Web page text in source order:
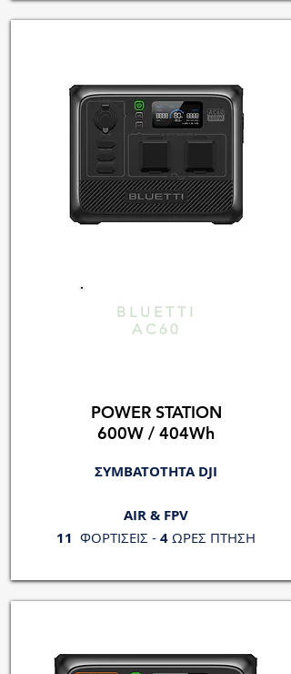
BLUETTI
AC60
POWER STATION
600W / 404Wh
ΣΥΜΒΑΤΟΤΗΤΑ DJI
AIR & FPV
11 ΦΟΡΤΙΣΕΙΣ - 4 ΩΡΕΣ ΠΤΗΣΗ